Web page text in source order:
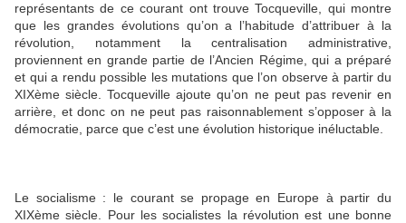
représentants de ce courant ont trouve Tocqueville, qui montre
que les grandes évolutions qu’on a l’habitude d’attribuer à la
révolution, notamment la centralisation administrative,
proviennent en grande partie de l’Ancien Régime, qui a préparé
et qui a rendu possible les mutations que l’on observe à partir du
XIXème siècle. Tocqueville ajoute qu’on ne peut pas revenir en
arrière, et donc on ne peut pas raisonnablement s’opposer à la
démocratie, parce que c’est une évolution historique inéluctable.
Le socialisme : le courant se propage en Europe à partir du
XIXème siècle. Pour les socialistes la révolution est une bonne